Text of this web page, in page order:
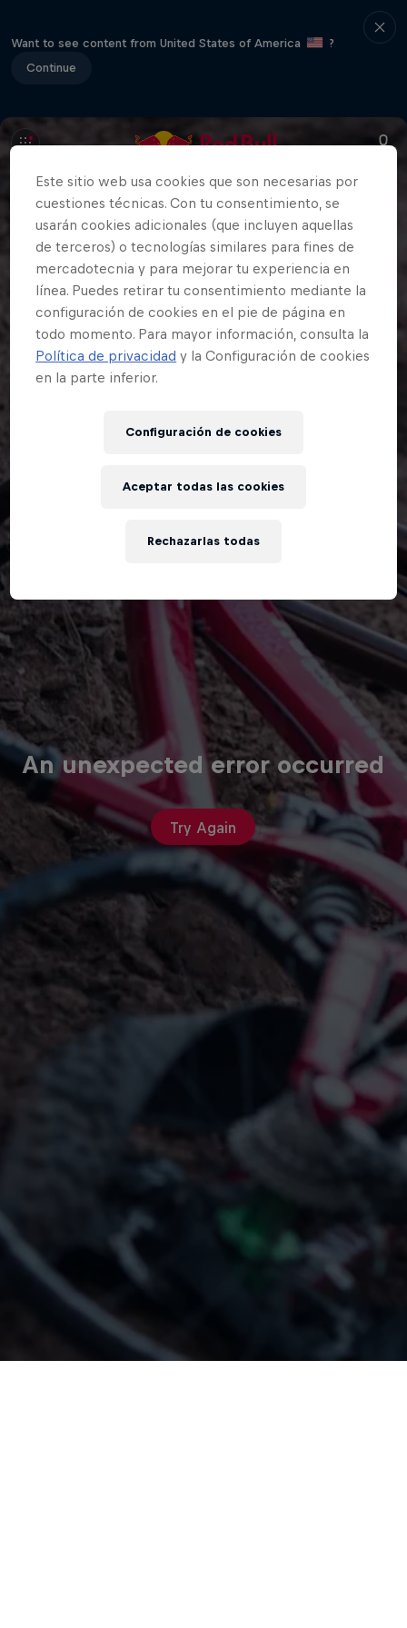
Want to see content from United States of America
?
Continue
An unexpected error occurred
Try Again
Este sitio web usa cookies que son necesarias por
cuestiones técnicas. Con tu consentimiento, se
usarán cookies adicionales (que incluyen aquellas
de terceros) o tecnologías similares para fines de
mercadotecnia y para mejorar tu experiencia en
línea. Puedes retirar tu consentimiento mediante la
configuración de cookies en el pie de página en
todo momento. Para mayor información, consulta la
Política de privacidad y la Configuración de cookies
en la parte inferior.
Configuración de cookies
Rechazarlas todas
Aceptar todas las cookies